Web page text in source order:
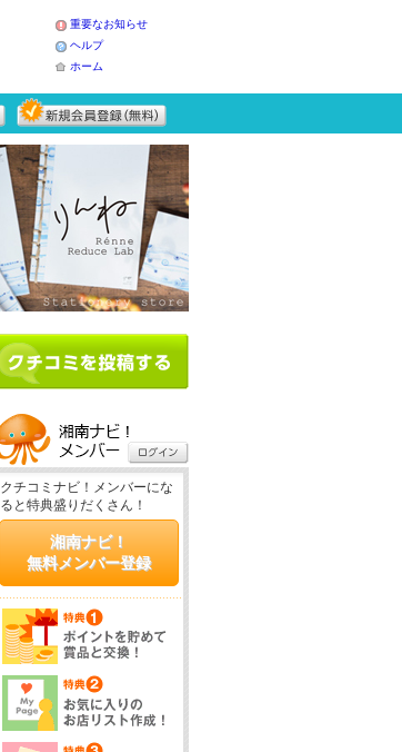
重要なお知らせ
ヘルプ
ホーム
クチコミナビ！メンバーにな
ると特典盛りだくさん！
湘南ナビ！
無料メンバー登録